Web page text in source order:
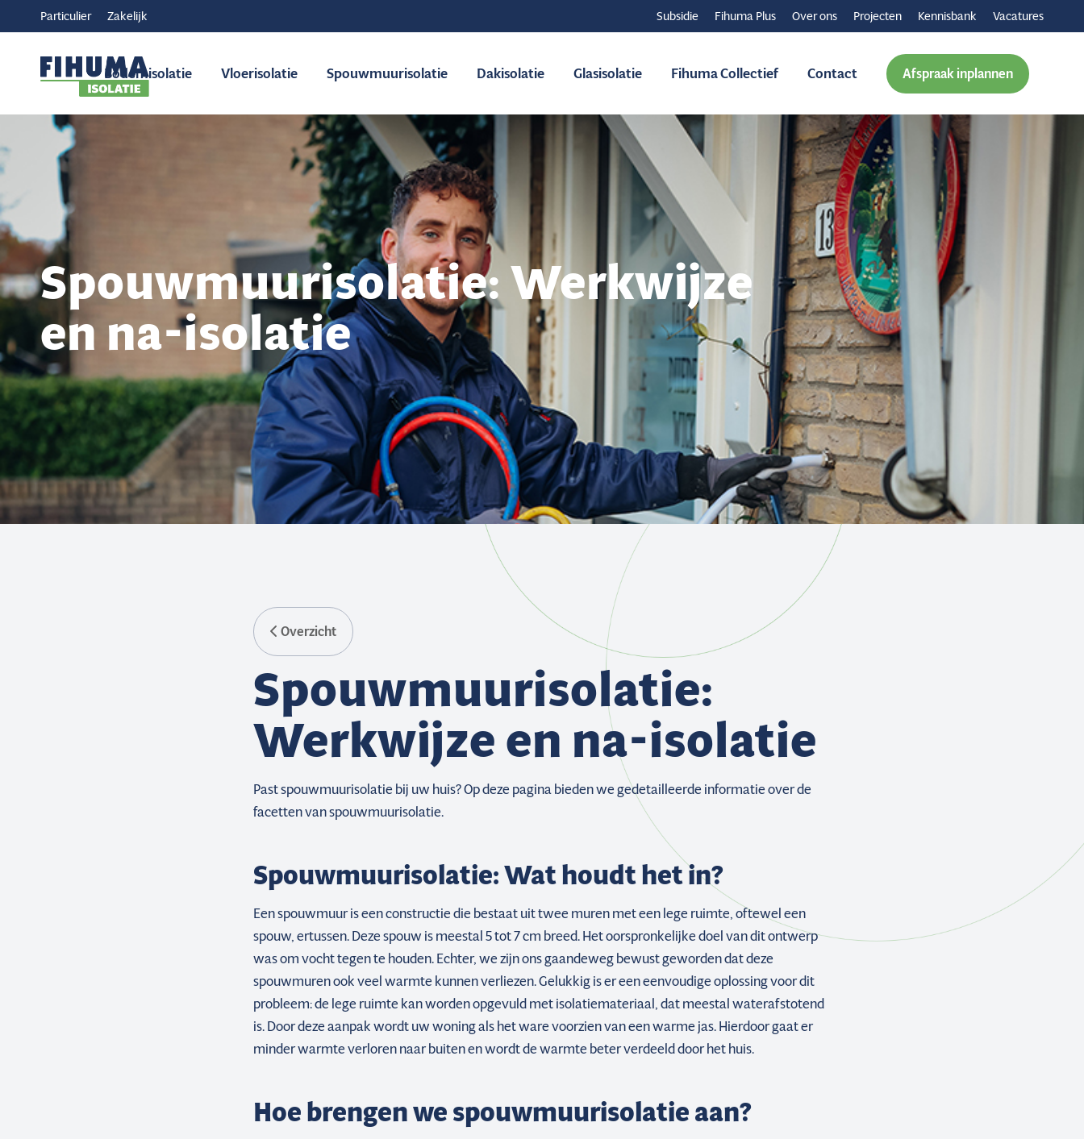
Subsidie Fihuma Plus Over ons Projecten Kennisbank Vacatures
Particulier Zakelijk
Bodemisolatie Vloerisolatie Spouwmuurisolatie Dakisolatie Glasisolatie Fihuma Collectief Contact Afspraak inplannen
Spouwmuurisolatie: Werkwijze
en na-isolatie
Overzicht
Spouwmuurisolatie:
Werkwijze en na-isolatie
Past spouwmuurisolatie bij uw huis? Op deze pagina bieden we gedetailleerde informatie over de
facetten van spouwmuurisolatie.
Spouwmuurisolatie: Wat houdt het in?
Een spouwmuur is een constructie die bestaat uit twee muren met een lege ruimte, oftewel een
spouw, ertussen. Deze spouw is meestal 5 tot 7 cm breed. Het oorspronkelijke doel van dit ontwerp
was om vocht tegen te houden. Echter, we zijn ons gaandeweg bewust geworden dat deze
spouwmuren ook veel warmte kunnen verliezen. Gelukkig is er een eenvoudige oplossing voor dit
probleem: de lege ruimte kan worden opgevuld met isolatiemateriaal, dat meestal waterafstotend
is. Door deze aanpak wordt uw woning als het ware voorzien van een warme jas. Hierdoor gaat er
minder warmte verloren naar buiten en wordt de warmte beter verdeeld door het huis.
Hoe brengen we spouwmuurisolatie aan?